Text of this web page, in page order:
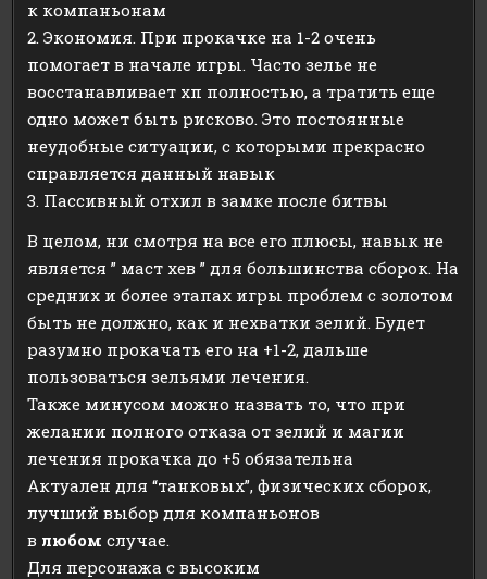
к компаньонам
2. Экономия. При прокачке на 1-2 очень
помогает в начале игры. Часто зелье не
восстанавливает хп полностью, а тратить еще
одно может быть рисково. Это постоянные
неудобные ситуации, с которыми прекрасно
справляется данный навык
3. Пассивный отхил в замке после битвы
В целом, ни смотря на все его плюсы, навык не
является ” маст хев ” для большинства сборок. На
средних и более этапах игры проблем с золотом
быть не должно, как и нехватки зелий. Будет
разумно прокачать его на +1-2, дальше
пользоваться зельями лечения.
Также минусом можно назвать то, что при
желании полного отказа от зелий и магии
лечения прокачка до +5 обязательна
Актуален для “танковых”, физических сборок,
лучший выбор для компаньонов
в любом случае.
Для персонажа с высоким